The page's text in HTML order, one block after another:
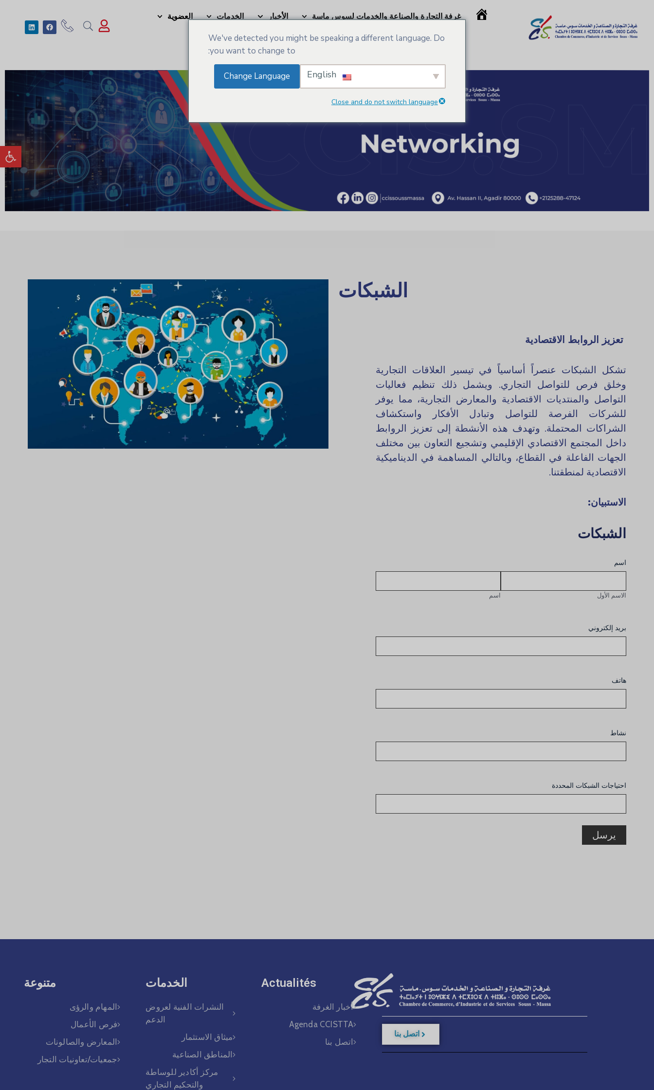
Accueilغرفة التجارة والصناعة والخدمات لسوس ماسة الأخبار الخدمات العضوية
المكتبة الإعلامية
الشبكات
تعزيز الروابط الاقتصادية
تشكل الشبكات عنصراً أساسياً في تيسير العلاقات التجارية
وخلق فرص للتواصل التجاري. ويشمل ذلك تنظيم فعاليات
التواصل والمنتديات الاقتصادية والمعارض التجارية، مما يوفر
للشركات الفرصة للتواصل وتبادل الأفكار واستكشاف
الشراكات المحتملة. وتهدف هذه الأنشطة إلى تعزيز الروابط
داخل المجتمع الاقتصادي الإقليمي وتشجيع التعاون بين مختلف
الجهات الفاعلة في القطاع، وبالتالي المساهمة في الديناميكية
الاقتصادية لمنطقتنا.
الاستبيان:
الشبكات
اسم
الاسم الأول اسم
بريد إلكتروني
هاتف
نشاط
احتياجات الشبكات المحددة
اتصل بنا
Actualités​
أخبار الغرفة
Agenda CCISTTA
اتصل بنا
الخدمات
النشرات الفنية لعروض
الدعم
ميثاق الاستثمار
المناطق الصناعية
مركز أكادير للوساطة
والتحكيم التجاري
متنوعة
المهام والرؤى
فرص الأعمال
المعارض والصالونات
جمعيات/تعاونيات التجار
We've detected you might be speaking a different language. Do
you want to change to:
Change Language
Close and do not switch language